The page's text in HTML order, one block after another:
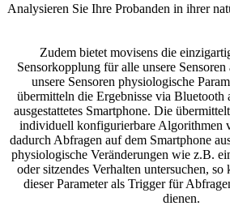
Analysieren Sie Ihre Probanden in ihrer
Zudem bietet movisens die
Sensorkopplung für alle unsere
unsere Sensoren physiologische
übermitteln die Ergebnisse via Bluetooth
ausgestattetes Smartphone. Die
individuell konfigurierbare Algorithmen
dadurch Abfragen auf dem Smartphone
physiologische Veränderungen wie z.B.
oder sitzendes Verhalten untersuchen, so
dieser Parameter als Trigger für
dienen.